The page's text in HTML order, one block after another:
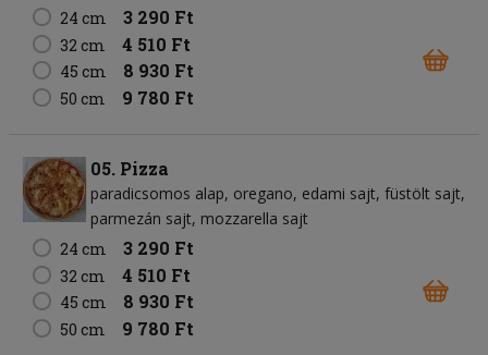
24 cm
3 290 Ft
32 cm 4 510 Ft
45 cm 8 930 Ft
50 cm 9 780 Ft
05. Pizza
paradicsomos alap oregano edami sajt füstölt sajt
parmezán sajt mozzarella sajt
24 cm
3 290 Ft
32 cm 4 510 Ft
45 cm 8 930 Ft
50 cm 9 780 Ft